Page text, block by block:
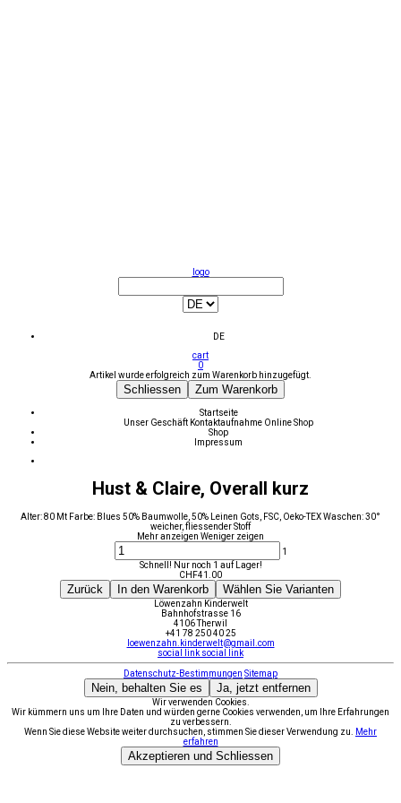
logo
DE
cart
0
Artikel wurde erfolgreich zum Warenkorb hinzugefügt.
Schliessen Zum Warenkorb
Startseite
Unser Geschäft Kontaktaufnahme Online Shop
Shop
Impressum
Hust & Claire, Overall kurz
Alter: 80 Mt Farbe: Blues 50% Baumwolle, 50% Leinen Gots, FSC, Oeko-TEX Waschen: 30°
weicher, fliessender Stoff
Mehr anzeigen Weniger zeigen
1
Schnell! Nur noch 1 auf Lager!
CHF41.00
Zurück In den Warenkorb Wählen Sie Varianten
Löwenzahn Kinderwelt
Bahnhofstrasse 16
4106 Therwil
+41 78 250 40 25
loewenzahn.kinderwelt@gmail.com
social link social link
Datenschutz-Bestimmungen Sitemap
Nein, behalten Sie es Ja, jetzt entfernen
Wir verwenden Cookies.
Wir kümmern uns um Ihre Daten und würden gerne Cookies verwenden, um Ihre Erfahrungen
zu verbessern.
Wenn Sie diese Website weiter durchsuchen, stimmen Sie dieser Verwendung zu.
Mehr
erfahren
Akzeptieren und Schliessen